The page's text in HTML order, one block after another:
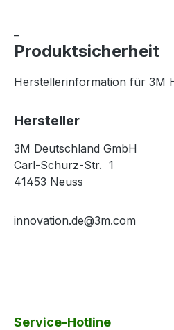
Produktsicherheit
Herstellerinformation für 3M
Hersteller
3M Deutschland GmbH
Carl-Schurz-Str. 1
41453 Neuss
innovation.de@3m.com
Service-Hotline